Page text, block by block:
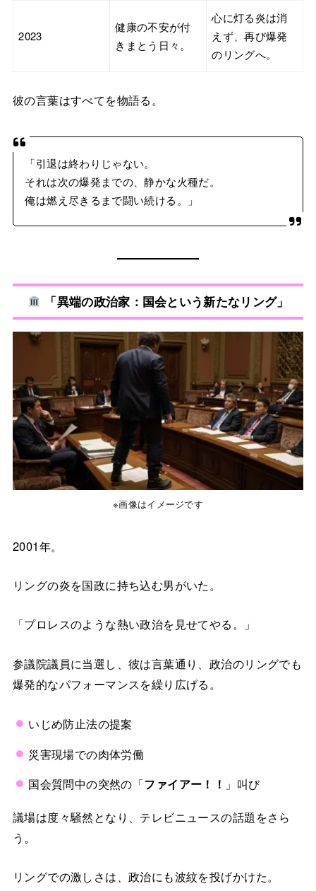
2023
健康の不安が付
きまとう日々。
心に灯る炎は消
えず、再び爆発
のリングへ。
彼の言葉はすべてを物語る。
「引退は終わりじゃない。
それは次の爆発までの、静かな火種だ。
俺は燃え尽きるまで闘い続ける。」
「異端の政治家：国会という新たなリング」
※画像はイメージです
2001年。
リングの炎を国政に持ち込む男がいた。
「プロレスのような熱い政治を見せてやる。」
参議院議員に当選し、彼は言葉通り、政治のリングでも
爆発的なパフォーマンスを繰り広げる。
いじめ防止法の提案
災害現場での肉体労働
国会質問中の突然の「ファイアー！！ 」叫び
議場は度々騒然となり、テレビニュースの話題をさら
う。
リングでの激しさは、政治にも波紋を投げかけた。